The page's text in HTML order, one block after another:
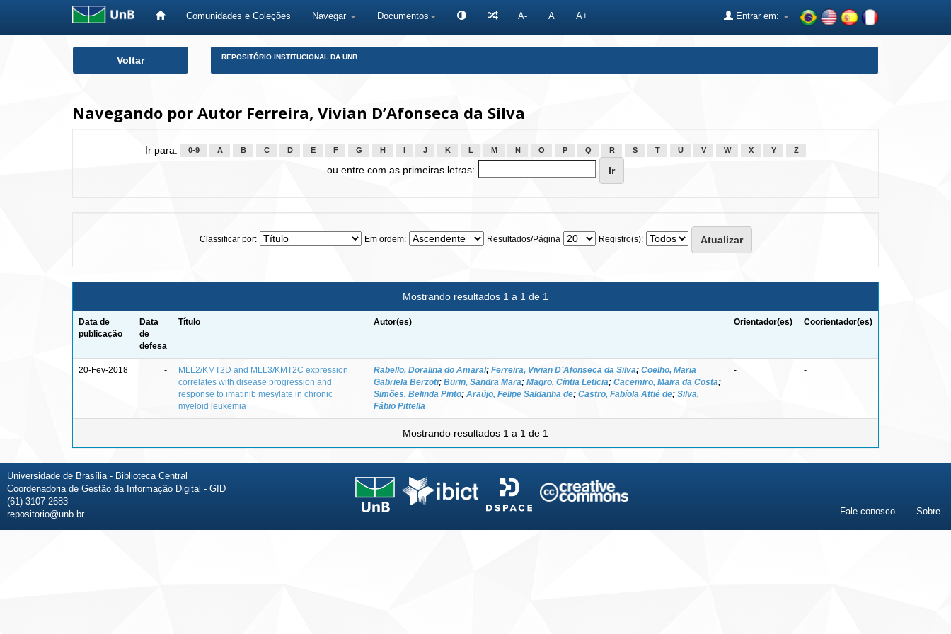
Comunidades e Coleções Navegar Documentos A- A A+ Entrar em:
Voltar REPOSITÓRIO INSTITUCIONAL DA UNB
Navegando por Autor Ferreira, Vivian D’Afonseca da Silva
Ir para: 0-9 A B C D E F G H J K L M N O P Q R S T U V W X Y Z
ou entre com as primeiras letras:
Classificar por: Em ordem: Resultados/Página Registro(s):
Mostrando resultados 1 a 1 de 1
Data de
publicação
Data
de
defesa
Título Autor(es) Orientador(es) Coorientador(es)
20-Fev-2018 -
MLL2/KMT2D and MLL3/KMT2C expression
correlates with disease progression and
response to imatinib mesylate in chronic
myeloid leukemia
Rabello, Doralina do Amaral; Ferreira, Vivian D’Afonseca da Silva; Coelho, Maria
Gabriela Berzoti; Burin, Sandra Mara; Magro, Cíntia Leticia; Cacemiro, Maira da Costa;
Simões, Belinda Pinto; Araújo, Felipe Saldanha de; Castro, Fabíola Attié de; Silva,
Fábio Pittella
- -
Mostrando resultados 1 a 1 de 1
Universidade de Brasília - Biblioteca Central
Coordenadoria de Gestão da Informação Digital - GID
(61) 3107-2683
repositorio@unb.br
Fale conosco Sobre